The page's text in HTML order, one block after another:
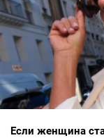
Если женщина